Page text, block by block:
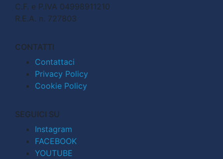
C.F. e P.IVA 04998911210
R.E.A. n. 727803
CONTATTI
Contattaci
Privacy Policy
Cookie Policy
SEGUICI SU
Instagram
FACEBOOK
YOUTUBE